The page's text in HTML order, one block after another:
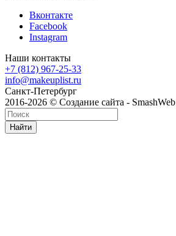
Вконтакте
Facebook
Instagram
Наши контакты
+7 (812) 967-25-33
info@makeuplist.ru
Санкт-Петербург
2016-2026 © Создание сайта - SmashWeb
Найти